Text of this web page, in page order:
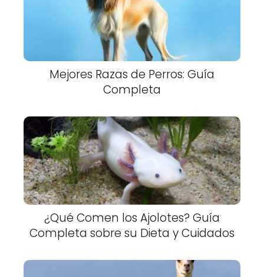
Mejores Razas de Perros: Guía
Completa
¿Qué Comen los Ajolotes? Guía
Completa sobre su Dieta y Cuidados